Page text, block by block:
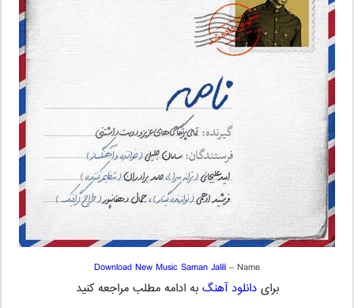
Download New Music Saman Jalili– Name
برایدانلود آهنگ به ادامه مطلب مراجعه کنید